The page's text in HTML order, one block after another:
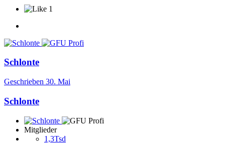
1
Schlonte
Geschrieben 30. Mai
Schlonte
Mitglieder
1,3Tsd